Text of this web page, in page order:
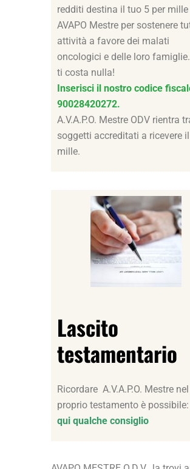
redditi destina il tuo 5 per mille
AVAPO Mestre per sostenere
attività a favore dei malati
oncologici e delle loro
ti costa nulla!
Inserisci il nostro codice
90028420272.
A.V.A.P.O. Mestre ODV rientra
soggetti accreditati a ricevere
mille.
Lascito
testamentario
Ricordare A.V.A.P.O. Mestre nel
proprio testamento è possibile:
qui qualche consiglio